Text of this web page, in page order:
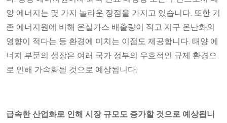
양 에너지는 몇 가지 놀라운 장점을 가지고 있습니다. 또한 기
존 에너지원에 비해 온실가스 배출량이 적고 지구 온난화의
영향이 적다는 등 환경에 미치는 이점도 제공합니다. 태양 에
너지 부문의 성장은 여러 국가 정부의 우호적인 규제 환경으
로 인해 가속화될 것으로 예상됩니다.
급속한 산업화로 인해 시장 규모도 증가할 것으로 예상됩니